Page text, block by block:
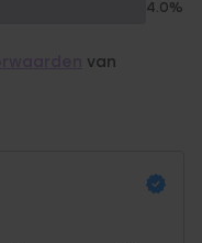
4.0%
van